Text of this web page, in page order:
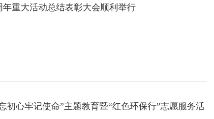
重大活动总结表彰大会顺利举行
初心牢记使命”主题教育暨“红色环保行”志愿服务活